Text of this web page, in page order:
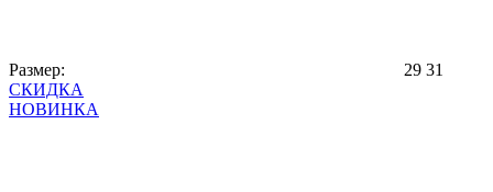
Размер: 29 31
СКИДКА
НОВИНКА